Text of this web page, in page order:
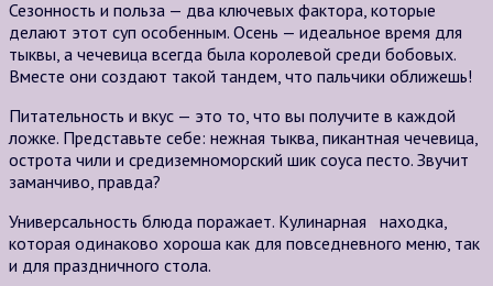
Сезонность и польза — два ключевых фактора, которые
делают этот суп особенным. Осень — идеальное время для
тыквы, а чечевица всегда была королевой среди бобовых.
Вместе они создают такой тандем, что пальчики оближешь!
Питательность и вкус — это то, что вы получите в каждой
ложке. Представьте себе: нежная тыква, пикантная чечевица,
острота чили и средиземноморский шик соуса песто. Звучит
заманчиво, правда?
Универсальность блюда поражает. Кулинарная находка,
которая одинаково хороша как для повседневного меню, так
и для праздничного стола.